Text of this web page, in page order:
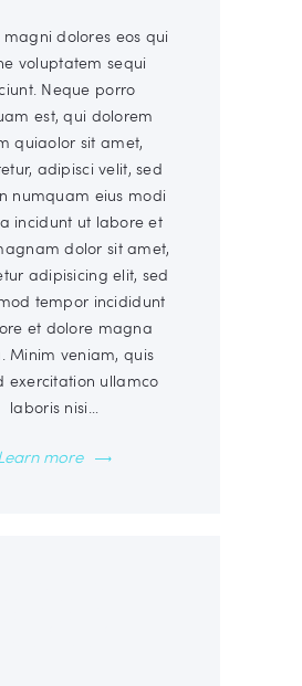
dolores eos qui
voluptatem sequi
Neque porro
est, qui dolorem
quiaolor sit amet,
adipisci velit, sed
numquam eius modi
incidunt ut labore et
dolor sit amet,
adipisicing elit, sed
tempor incididunt
et dolore magna
Minim veniam, quis
exercitation ullamco
laboris nisi…
Learn more